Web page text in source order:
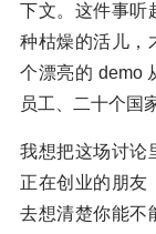
下文。这件事听
种枯燥的活儿，
个漂亮的 demo
员工、二十个国
我想把这场讨论
正在创业的朋友
去想清楚你能不